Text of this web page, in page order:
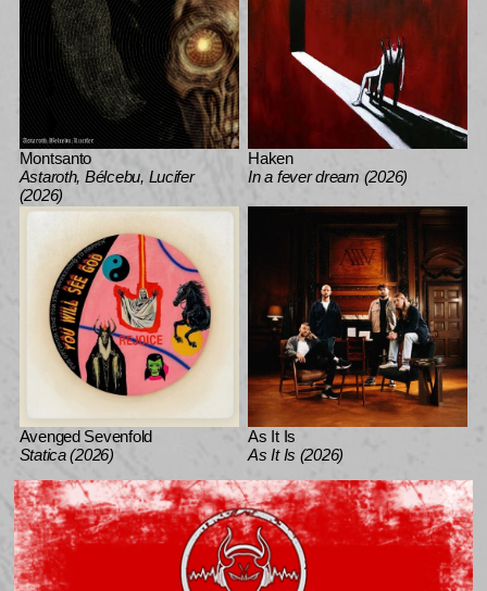
Montsanto
Astaroth, Bélcebu, Lucifer
(2026)
Haken
In a fever dream (2026)
Avenged Sevenfold
Statica (2026)
As It Is
As It Is (2026)